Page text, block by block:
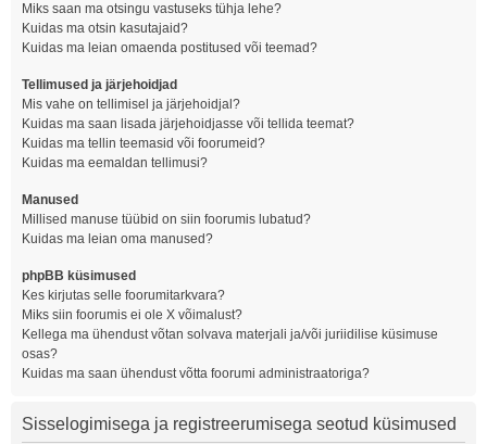
Miks saan ma otsingu vastuseks tühja lehe?
Kuidas ma otsin kasutajaid?
Kuidas ma leian omaenda postitused või teemad?
Tellimused ja järjehoidjad
Mis vahe on tellimisel ja järjehoidjal?
Kuidas ma saan lisada järjehoidjasse või tellida teemat?
Kuidas ma tellin teemasid või foorumeid?
Kuidas ma eemaldan tellimusi?
Manused
Millised manuse tüübid on siin foorumis lubatud?
Kuidas ma leian oma manused?
phpBB küsimused
Kes kirjutas selle foorumitarkvara?
Miks siin foorumis ei ole X võimalust?
Kellega ma ühendust võtan solvava materjali ja/või juriidilise küsimuse
osas?
Kuidas ma saan ühendust võtta foorumi administraatoriga?
Sisselogimisega ja registreerumisega seotud küsimused